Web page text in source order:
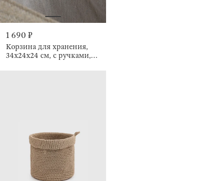
1 690 ₽
Корзина для хранения,
34x24x24 см, с ручками,